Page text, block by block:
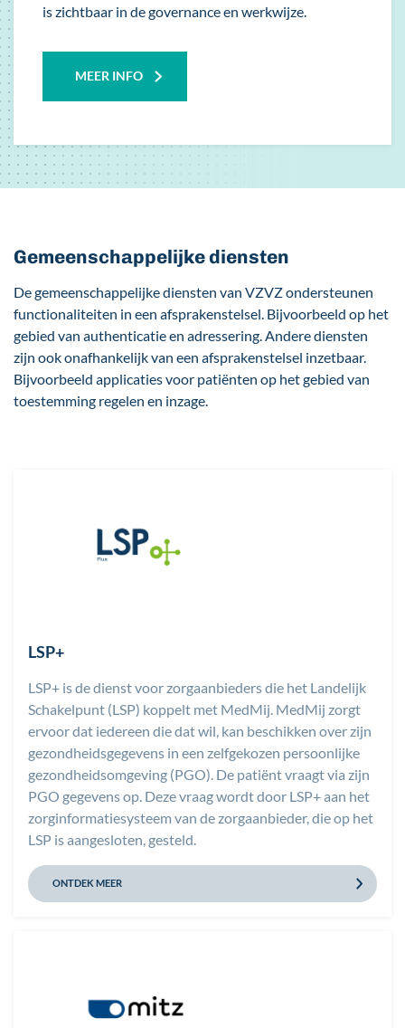
is zichtbaar in de governance en werkwijze.
MEER INFO
Gemeenschappelijke diensten
De gemeenschappelijke diensten van VZVZ ondersteunen
functionaliteiten in een afsprakenstelsel. Bijvoorbeeld op het
gebied van authenticatie en adressering. Andere diensten
zijn ook onafhankelijk van een afsprakenstelsel inzetbaar.
Bijvoorbeeld applicaties voor patiënten op het gebied van
toestemming regelen en inzage.
LSP+
LSP+ is de dienst voor zorgaanbieders die het Landelijk
Schakelpunt (LSP) koppelt met MedMij. MedMij zorgt
ervoor dat iedereen die dat wil, kan beschikken over zijn
gezondheidsgegevens in een zelfgekozen persoonlijke
gezondheidsomgeving (PGO). De patiënt vraagt via zijn
PGO gegevens op. Deze vraag wordt door LSP+ aan het
zorginformatiesysteem van de zorgaanbieder, die op het
LSP is aangesloten, gesteld.
ONTDEK MEER